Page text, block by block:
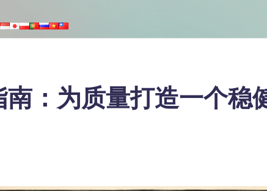
：为质量打造一个稳